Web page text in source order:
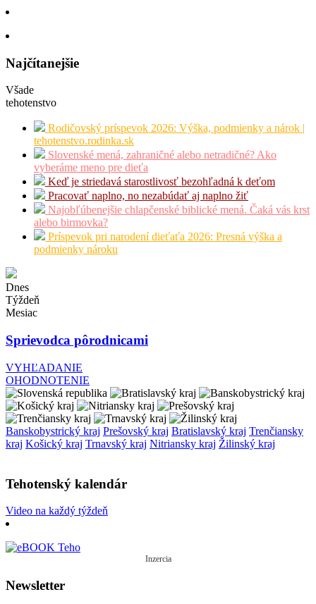
Najčítanejšie
Všade
tehotenstvo
Rodičovský príspevok 2026: Výška, podmienky a nárok |
tehotenstvo.rodinka.sk
Slovenské mená, zahraničné alebo netradičné? Ako
vyberáme meno pre dieťa
Keď je striedavá starostlivosť bezohľadná k deťom
Pracovať naplno, no nezabúdať aj naplno žiť
Najobľúbenejšie chlapčenské biblické mená. Čaká vás krst
alebo birmovka?
Príspevok pri narodení dieťaťa 2026: Presná výška a
podmienky nároku
Dnes
Týždeň
Mesiac
Sprievodca pôrodnicami
VYHĽADANIE
OHODNOTENIE
Banskobystrický kraj Prešovský kraj Bratislavský kraj Trenčiansky
kraj Košický kraj Trnavský kraj Nitriansky kraj Žilinský kraj
Tehotenský kalendár
Video na každý týždeň
Inzercia
Newsletter